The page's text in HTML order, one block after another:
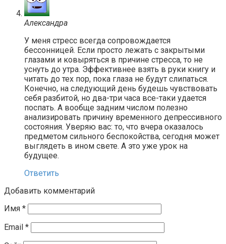
Александра
У меня стресс всегда сопровождается
бессонницей. Если просто лежать с закрытыми
глазами и ковыряться в причине стресса, то не
уснуть до утра. Эффективнее взять в руки книгу и
читать до тех пор, пока глаза не будут слипаться.
Конечно, на следующий день будешь чувствовать
себя разбитой, но два-три часа все-таки удается
поспать. А вообще задним числом полезно
анализировать причину временного депрессивного
состояния. Уверяю вас: то, что вчера оказалось
предметом сильного беспокойства, сегодня может
выглядеть в ином свете. А это уже урок на
будущее.
Ответить
Добавить комментарий
Имя *
Email *